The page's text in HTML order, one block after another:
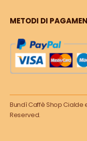
METODI DI
Bundì Caffè Shop Cialde
Reserved.